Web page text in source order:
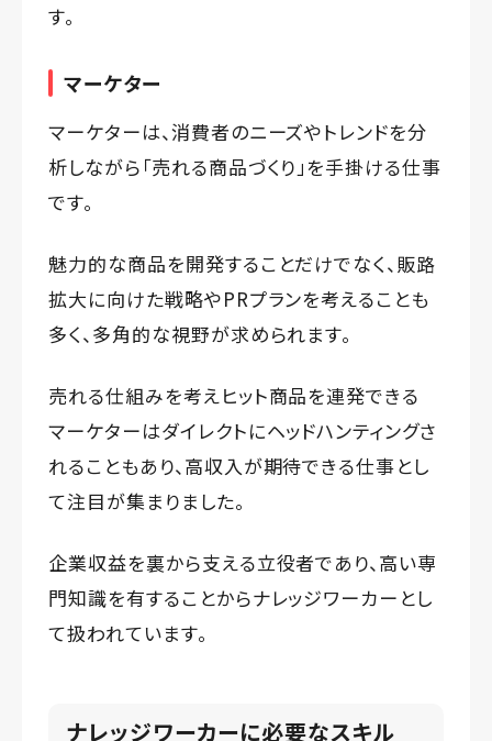
す。
マーケター
マーケターは、消費者のニーズやトレンドを分
析しながら「売れる商品づくり」を手掛ける仕事
です。
魅力的な商品を開発することだけでなく、販路
拡大に向けた戦略やPRプランを考えることも
多く、多角的な視野が求められます。
売れる仕組みを考えヒット商品を連発できる
マーケターはダイレクトにヘッドハンティングさ
れることもあり、高収入が期待できる仕事とし
て注目が集まりました。
企業収益を裏から支える立役者であり、高い専
門知識を有することからナレッジワーカーとし
て扱われています。
ナレッジワーカーに必要なスキル